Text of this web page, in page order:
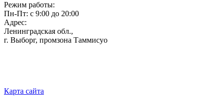
Режим работы:
Пн-Пт: с 9:00 до 20:00
Адрес:
Ленинградская обл.,
г. Выборг, промзона Таммисуо
Карта сайта